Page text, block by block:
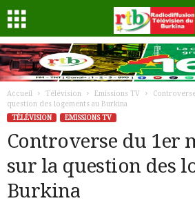
Accueil Télévision Emissions TV
question des logements au Burkina
TÉLÉVISION
EMISSIONS TV
Controverse du 1er
sur la question des
Burkina